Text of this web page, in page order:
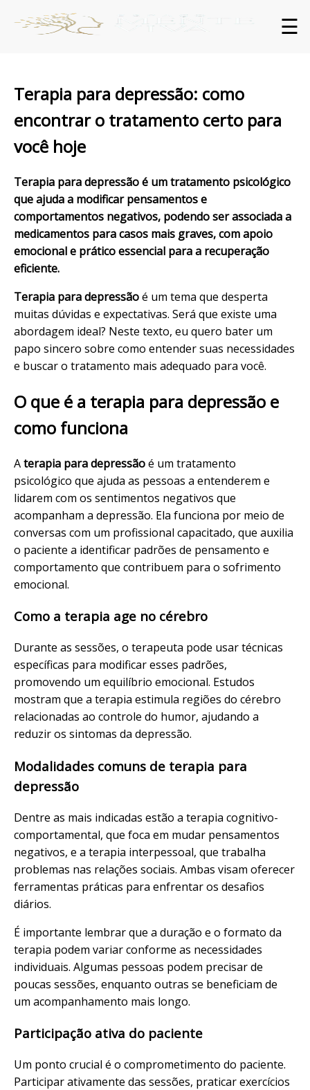
☰
Terapia para depressão: como
encontrar o tratamento certo para
você hoje
Terapia para depressão é um tratamento psicológico
que ajuda a modificar pensamentos e
comportamentos negativos, podendo ser associada a
medicamentos para casos mais graves, com apoio
emocional e prático essencial para a recuperação
eficiente.
Terapia para depressãoé um tema que desperta
muitas dúvidas e expectativas. Será que existe uma
abordagem ideal? Neste texto, eu quero bater um
papo sincero sobre como entender suas necessidades
e buscar o tratamento mais adequado para você.
O que é a terapia para depressão e
como funciona
Aterapia para depressãoé um tratamento
psicológico que ajuda as pessoas a entenderem e
lidarem com os sentimentos negativos que
acompanham a depressão. Ela funciona por meio de
conversas com um profissional capacitado, que auxilia
o paciente a identificar padrões de pensamento e
comportamento que contribuem para o sofrimento
emocional.
Como a terapia age no cérebro
Durante as sessões, o terapeuta pode usar técnicas
específicas para modificar esses padrões,
promovendo um equilíbrio emocional. Estudos
mostram que a terapia estimula regiões do cérebro
relacionadas ao controle do humor, ajudando a
reduzir os sintomas da depressão.
Modalidades comuns de terapia para
depressão
Dentre as mais indicadas estão a terapia cognitivo-
comportamental, que foca em mudar pensamentos
negativos, e a terapia interpessoal, que trabalha
problemas nas relações sociais. Ambas visam oferecer
ferramentas práticas para enfrentar os desafios
diários.
É importante lembrar que a duração e o formato da
terapia podem variar conforme as necessidades
individuais. Algumas pessoas podem precisar de
poucas sessões, enquanto outras se beneficiam de
um acompanhamento mais longo.
Participação ativa do paciente
Um ponto crucial é o comprometimento do paciente.
Participar ativamente das sessões, praticar exercícios